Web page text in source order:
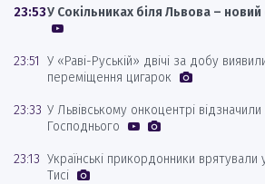
23:53У Сокільниках біля Львова –
23:51 У «Раві-Руській» двічі за добу
переміщення цигарок
23:33 У Львівському онкоцентрі
Господнього
23:13 Українські прикордонники врятували
Тисі